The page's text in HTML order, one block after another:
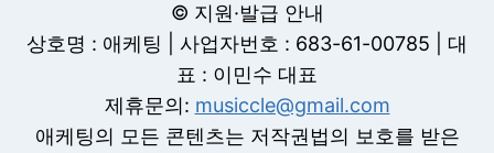
© 지원·발급 안내
상호명 : 애케팅 | 사업자번호 : 683-61-00785 | 대
표 : 이민수 대표
제휴문의: musiccle@gmail.com
애케팅의 모든 콘텐츠는 저작권법의 보호를 받은